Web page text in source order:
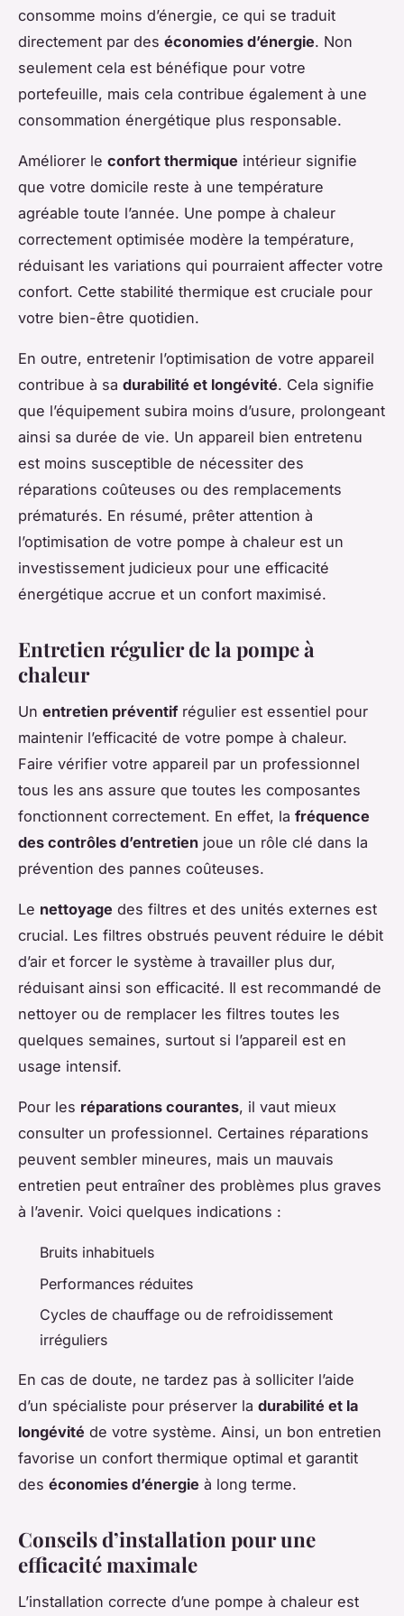
consomme moins d’énergie, ce qui se traduit
directement par des économies d’énergie. Non
seulement cela est bénéfique pour votre
portefeuille, mais cela contribue également à une
consommation énergétique plus responsable.
Améliorer le confort thermique intérieur signifie
que votre domicile reste à une température
agréable toute l’année. Une pompe à chaleur
correctement optimisée modère la température,
réduisant les variations qui pourraient affecter votre
confort. Cette stabilité thermique est cruciale pour
votre bien-être quotidien.
En outre, entretenir l’optimisation de votre appareil
contribue à sa durabilité et longévité. Cela signifie
que l’équipement subira moins d’usure, prolongeant
ainsi sa durée de vie. Un appareil bien entretenu
est moins susceptible de nécessiter des
réparations coûteuses ou des remplacements
prématurés. En résumé, prêter attention à
l’optimisation de votre pompe à chaleur est un
investissement judicieux pour une efficacité
énergétique accrue et un confort maximisé.
Entretien régulier de la pompe à
chaleur
Un entretien préventifrégulier est essentiel pour
maintenir l’efficacité de votre pompe à chaleur.
Faire vérifier votre appareil par un professionnel
tous les ans assure que toutes les composantes
fonctionnent correctement. En effet, la fréquence
des contrôles d’entretien joue un rôle clé dans la
prévention des pannes coûteuses.
Le nettoyage des filtres et des unités externes est
crucial. Les filtres obstrués peuvent réduire le débit
d’air et forcer le système à travailler plus dur,
réduisant ainsi son efficacité. Il est recommandé de
nettoyer ou de remplacer les filtres toutes les
quelques semaines, surtout si l’appareil est en
usage intensif.
Pour les réparations courantes, il vaut mieux
consulter un professionnel. Certaines réparations
peuvent sembler mineures, mais un mauvais
entretien peut entraîner des problèmes plus graves
à l’avenir. Voici quelques indications :
Bruits inhabituels
Performances réduites
Cycles de chauffage ou de refroidissement
irréguliers
En cas de doute, ne tardez pas à solliciter l’aide
d’un spécialiste pour préserver la durabilité et la
longévité de votre système. Ainsi, un bon entretien
favorise un confort thermique optimal et garantit
des économies d’énergie à long terme.
Conseils d’installation pour une
efficacité maximale
L’installation correcte d’une pompe à chaleur est